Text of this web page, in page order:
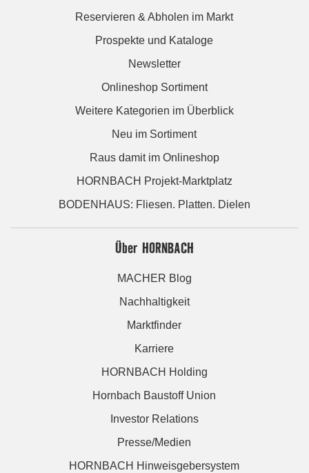
Reservieren & Abholen im Markt
Prospekte und Kataloge
Newsletter
Onlineshop Sortiment
Weitere Kategorien im Überblick
Neu im Sortiment
Raus damit im Onlineshop
HORNBACH Projekt-Marktplatz
BODENHAUS: Fliesen. Platten. Dielen
Über HORNBACH
MACHER Blog
Nachhaltigkeit
Marktfinder
Karriere
HORNBACH Holding
Hornbach Baustoff Union
Investor Relations
Presse/Medien
HORNBACH Hinweisgebersystem